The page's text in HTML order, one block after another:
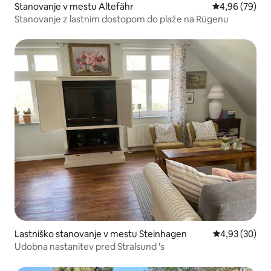
Stanovanje v mestu Altefähr Povprečna
4,96 (79)
Stanovanje z lastnim dostopom do plaže na Rügenu
Lastniško stanovanje v mestu Steinhagen Povprečna
4,93 (30)
Udobna nastanitev pred Stralsund 's